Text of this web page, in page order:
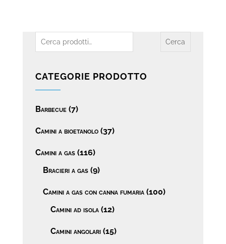
Cerca: Cerca
CATEGORIE PRODOTTO
Barbecue (7)
Camini a bioetanolo (37)
Camini a gas (116)
Bracieri a gas (9)
Camini a gas con canna fumaria (100)
Camini ad isola (12)
Camini angolari (15)